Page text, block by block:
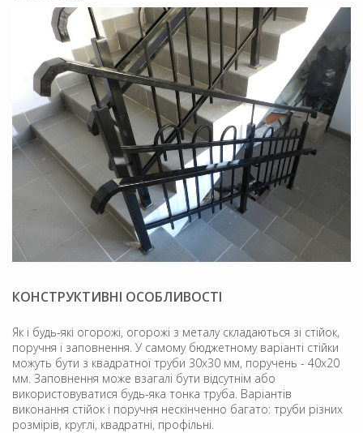
КОНСТРУКТИВНІ ОСОБЛИВОСТІ
Як і будь-які огорожі, огорожі з металу складаються зі стійок,
поручня і заповнення. У самому бюджетному варіанті стійки
можуть бути з квадратної труби 30х30 мм, поручень - 40х20
мм. Заповнення може взагалі бути відсутнім або
використовуватися будь-яка тонка труба. Варіантів
виконання стійок і поручня нескінченно багато: труби різних
розмірів, круглі, квадратні, профільні.